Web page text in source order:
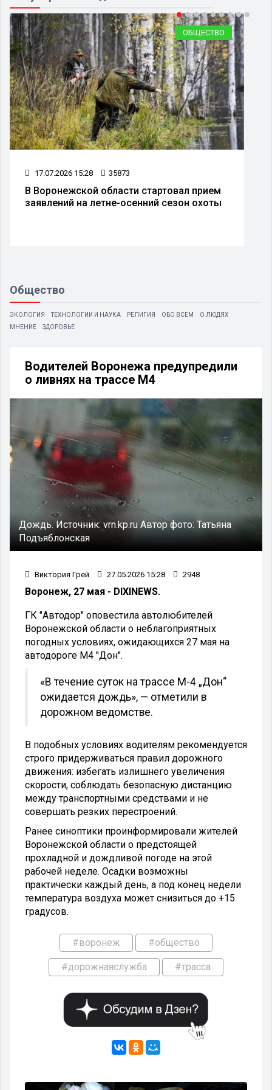
ОБЩЕСТВО
17.07.2026 15:28 35873
В Воронежской области стартовал прием
заявлений на летне-осенний сезон охоты
Общество
ЭКОЛОГИЯ ТЕХНОЛОГИИ И НАУКА РЕЛИГИЯ ОБО ВСЕМ
О ЛЮДЯХ
МНЕНИЕ
ЗДОРОВЬЕ
Водителей Воронежа предупредили
о ливнях на трассе М4
Дождь.Источник: vrn.kp.ruАвтор фото: Татьяна
Подъяблонская
Виктория Грей 27.05.2026 15:28 2948
Воронеж, 27 мая - DIXINEWS.
ГК "Автодор" оповестила автолюбителей
Воронежской области о неблагоприятных
погодных условиях, ожидающихся 27 мая на
автодороге М4 "Дон".
«В течение суток на трассе М-4 „Дон“
ожидается дождь», — отметили в
дорожном ведомстве.
В подобных условиях водителям рекомендуется
строго придерживаться правил дорожного
движения: избегать излишнего увеличения
скорости, соблюдать безопасную дистанцию
между транспортными средствами и не
совершать резких перестроений.
Ранее синоптики проинформировали жителей
Воронежской области о предстоящей
прохладной и дождливой погоде на этой
рабочей неделе. Осадки возможны
практически каждый день, а под конец недели
температура воздуха может снизиться до +15
градусов.
#воронеж #общество
#дорожнаяслужба #трасса